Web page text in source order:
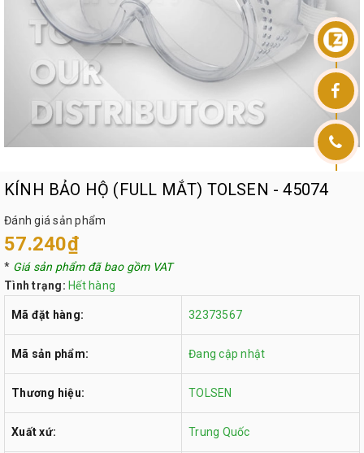
KÍNH BẢO HỘ (FULL MẮT) TOLSEN - 45074
Đánh giá sản phẩm
57.240₫
* Giá sản phẩm đã bao gồm VAT
Tình trạng: Hết hàng
Mã đặt hàng: 32373567
Mã sản phẩm: Đang cập nhật
Thương hiệu: TOLSEN
Xuất xứ: Trung Quốc